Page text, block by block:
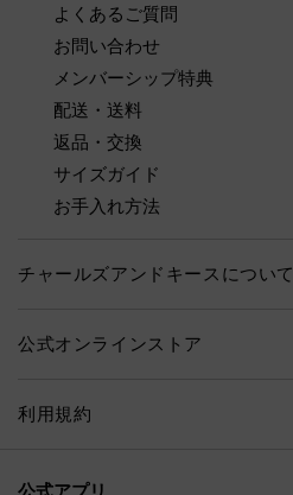
よくあるご質問
お問い合わせ
メンバーシップ特典
配送・送料
返品・交換
サイズガイド
お手入れ方法
チャールズアンドキースについて
公式オンラインストア
利用規約